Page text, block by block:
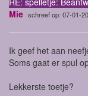
Mie schreef op: 07-01-
Ik geef het aan
Soms gaat er spul
Lekkerste toetje?